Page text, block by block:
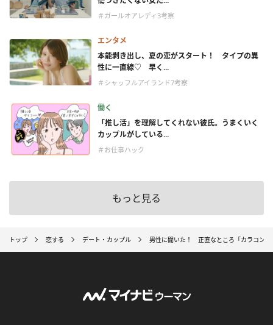
＃ガールオアレディ3考察
エンタメ
本能剥き出し、夏の恋がスタート！ タイプの異
性に一直線♡ 早く...
＃シャッフルアイランド7考察
働く
「推し活」を理解してくれない彼氏。うまくいく
カップルがしている...
＃お仕事ハック
もっと見る
トップ 恋する デート・カップル 男性に聞いた！ 正直なところ「カラコン